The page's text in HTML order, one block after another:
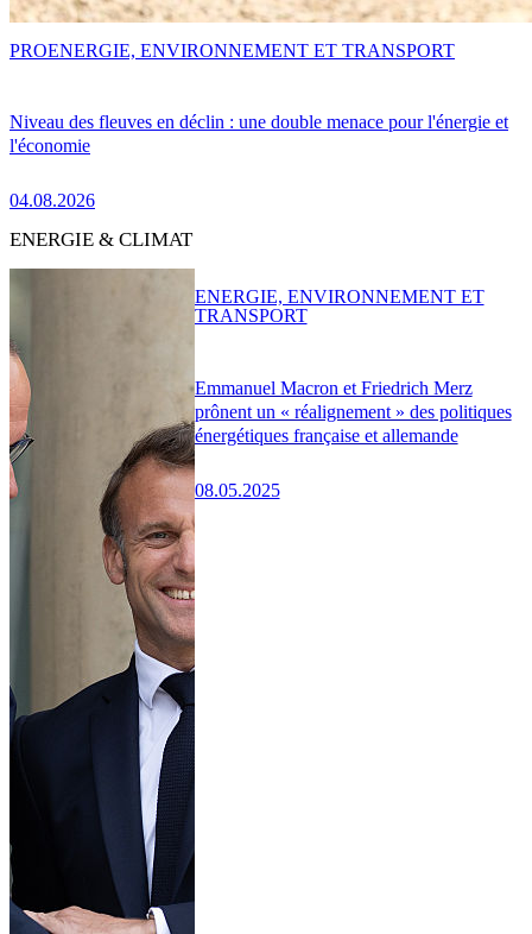
Niveau des fleuves en déclin : une double menace pour l'énergie et
l'économie
04.08.2026
PROENERGIE, ENVIRONNEMENT ET TRANSPORT
ENERGIE & CLIMAT
Emmanuel Macron et Friedrich Merz
prônent un « réalignement » des politiques
énergétiques française et allemande
08.05.2025
ENERGIE, ENVIRONNEMENT ET
TRANSPORT